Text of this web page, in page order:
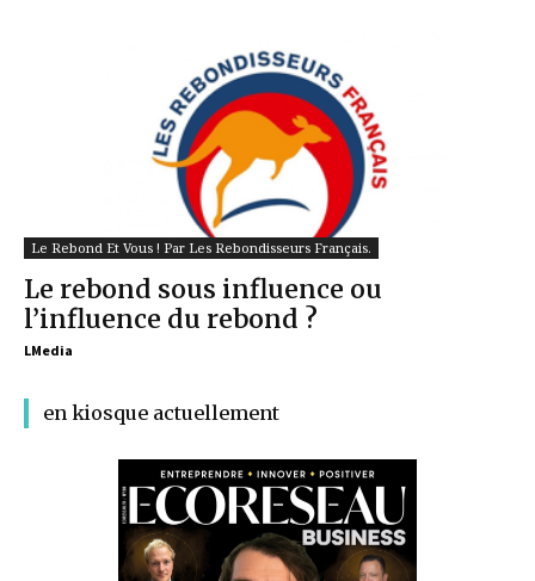
Le Rebond Et Vous ! Par Les Rebondisseurs Français.
Le rebond sous influence ou
l’influence du rebond ?
LMedia
en kiosque actuellement